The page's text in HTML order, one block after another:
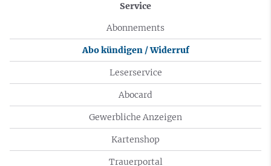
Service
Abonnements
Abo kündigen / Widerruf
Leserservice
Abocard
Gewerbliche Anzeigen
Kartenshop
Trauerportal